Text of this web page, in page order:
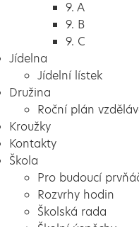
9. A
9. B
9. C
Jídelna
Jídelní lístek
Družina
Roční plán
Kroužky
Kontakty
Škola
Pro budoucí
Rozvrhy hodin
Školská rada